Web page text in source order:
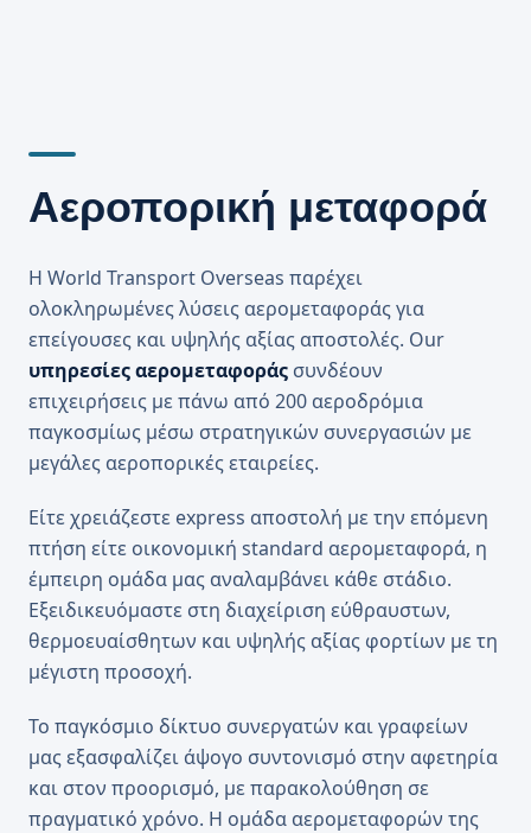
Αεροπορική μεταφορά
Η World Transport Overseas παρέχει
ολοκληρωμένες λύσεις αερομεταφοράς για
επείγουσες και υψηλής αξίας αποστολές. Our
υπηρεσίες αερομεταφοράς συνδέουν
επιχειρήσεις με πάνω από 200 αεροδρόμια
παγκοσμίως μέσω στρατηγικών συνεργασιών με
μεγάλες αεροπορικές εταιρείες.
Είτε χρειάζεστε express αποστολή με την επόμενη
πτήση είτε οικονομική standard αερομεταφορά, η
έμπειρη ομάδα μας αναλαμβάνει κάθε στάδιο.
Εξειδικευόμαστε στη διαχείριση εύθραυστων,
θερμοευαίσθητων και υψηλής αξίας φορτίων με τη
μέγιστη προσοχή.
Το παγκόσμιο δίκτυο συνεργατών και γραφείων
μας εξασφαλίζει άψογο συντονισμό στην αφετηρία
και στον προορισμό, με παρακολούθηση σε
πραγματικό χρόνο. Η ομάδα αερομεταφορών της